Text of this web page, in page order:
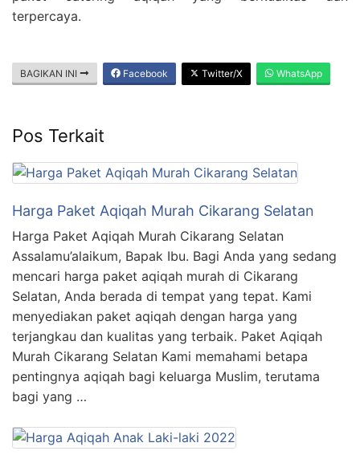
terpercaya.
BAGIKAN INI Facebook Twitter/X WhatsApp
Pos Terkait
Harga Paket Aqiqah Murah Cikarang Selatan
Harga Paket Aqiqah Murah Cikarang Selatan
Assalamu’alaikum, Bapak Ibu. Bagi Anda yang sedang
mencari harga paket aqiqah murah di Cikarang
Selatan, Anda berada di tempat yang tepat. Kami
menyediakan paket aqiqah dengan harga yang
terjangkau dan kualitas yang terbaik. Paket Aqiqah
Murah Cikarang Selatan Kami memahami betapa
pentingnya aqiqah bagi keluarga Muslim, terutama
bagi yang …